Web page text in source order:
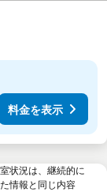
料金を表示
状況は、継続的に
情報と同じ内容